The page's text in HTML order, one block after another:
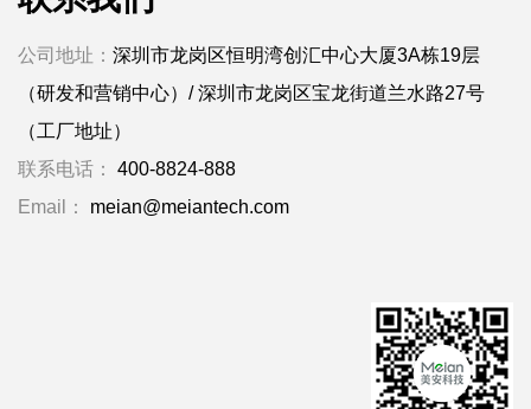
公司地址： 深圳市龙岗区恒明湾创汇中心大厦3A栋19层
（研发和营销中心）/ 深圳市龙岗区宝龙街道兰水路27号
（工厂地址）
联系电话：
400-8824-888
Email：
meian@meiantech.com